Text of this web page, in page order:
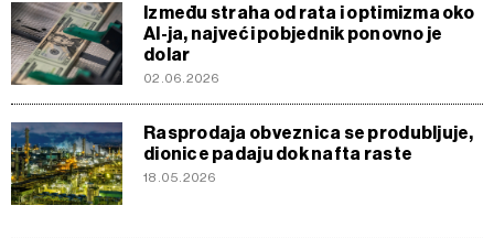
Između straha od rata i optimizma oko
AI-ja, najveći pobjednik ponovno je
dolar
02.06.2026
Rasprodaja obveznica se produbljuje,
dionice padaju dok nafta raste
18.05.2026